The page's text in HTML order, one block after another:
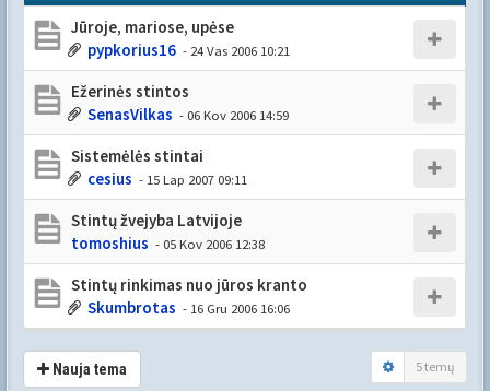
Jūroje, mariose, upėse
pypkorius16 - 24 Vas 2006 10:21
Ežerinės stintos
SenasVilkas - 06 Kov 2006 14:59
Sistemėlės stintai
cesius - 15 Lap 2007 09:11
Stintų žvejyba Latvijoje
tomoshius - 05 Kov 2006 12:38
Stintų rinkimas nuo jūros kranto
Skumbrotas - 16 Gru 2006 16:06
Nauja tema 5 temų